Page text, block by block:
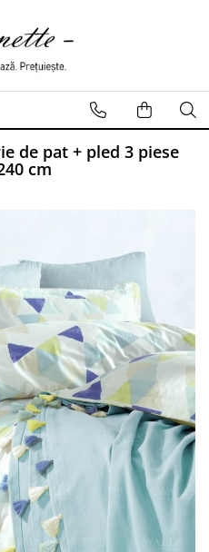
de pat + pled 3 piese
cm